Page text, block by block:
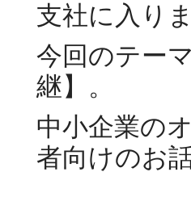
支社に入り
今回のテー
継】。
中小企業の
者向けのお